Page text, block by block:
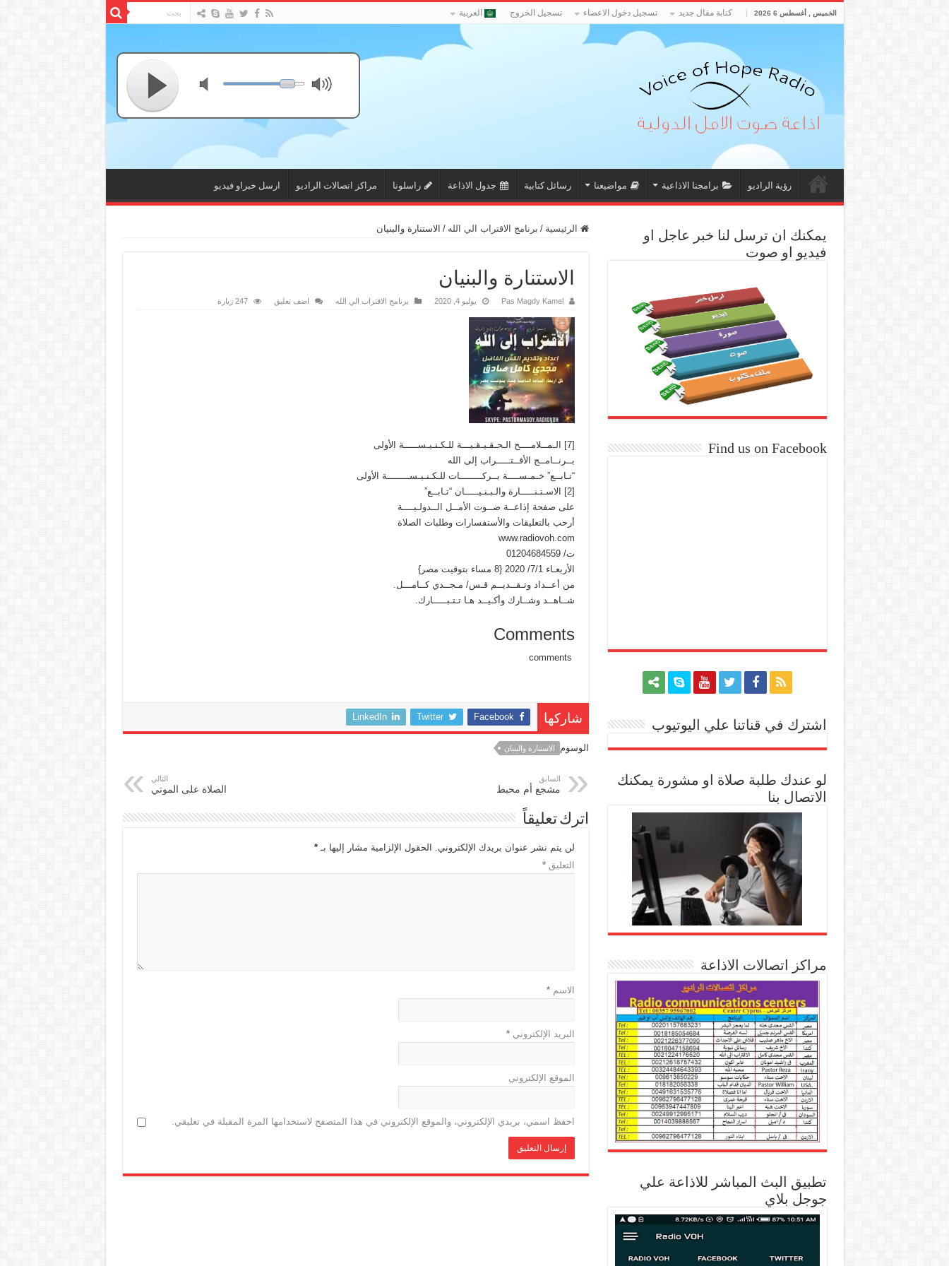
الخميس , أغسطس 6 2026 كتابة مقال جديد تسجيل دخول الاعضاء تسجيل الخروج العربية
رؤية الراديو برامجنا الاذاعية مواضيعنا رسائل كتابية جدول الاذاعة راسلونا مراكز اتصالات الراديو ارسل خبراو فيديو
الرئيسية / برنامج الاقتراب الي الله / الاستنارة والبنيان
الاستنارة والبنيان
Pas Magdy Kamel يوليو 4, 2020 برنامج الاقتراب الي الله اضف تعليق 247 زيارة
[7] الـمــلامــــح الـحـقـيـقـيـــة للـكـنـيـســـــة الأولى
بــرنــامــج الأقــتـــــراب إلى الله
“تـابــع” خـمـســــة بــركــــــــات للـكـنـيـســــــــة الأولى
[2] الاسـتـنـــــارة والـبـنـيـــــان “تـابــع”
على صفحة إذاعــة صــوت الأمــل الــدولـيــــة
أرحب بالتعليقات والأستفسارات وطلبات الصلاة
www.radiovoh.com
ت/ 01204684559
الأربعـاء 7/1/ 2020 {8 مساء بتوقيت مصر}
من أعــداد وتـقــديــم قـس/ مـجــدي كــامـــل.
شــاهــد وشــارك وأكـيــد هـا تـتـبـــــارك.
Comments
شاركها Facebook
Twitter
LinkedIn
الوسوم الاستنارة والبنيان
السابق
مشجع أم محبط
التالي
الصلاة على الموتي
اترك تعليقاً
لن يتم نشر عنوان بريدك الإلكتروني. الحقول الإلزامية مشار إليها بـ*
التعليق*
الاسم*
البريد الإلكتروني*
الموقع الإلكتروني
احفظ اسمي، بريدي الإلكتروني، والموقع الإلكتروني في هذا المتصفح لاستخدامها المرة المقبلة في تعليقي.
يمكنك ان ترسل لنا خبر عاجل او
فيديو او صوت
Find us on Facebook
اشترك في قناتنا علي اليوتيوب
لو عندك طلبة صلاة او مشورة يمكنك
الاتصال بنا
مراكز اتصالات الاذاعة
تطبيق البث المباشر للاذاعة علي
جوجل بلاي